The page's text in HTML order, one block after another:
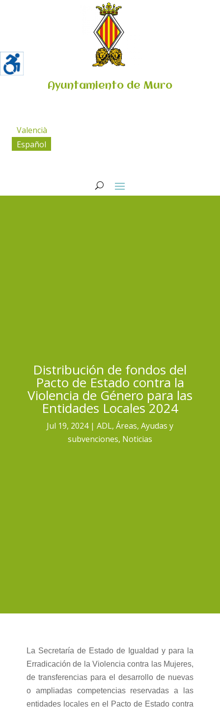
Ayuntamiento de Muro
Valencià
Español
Distribución de fondos del
Pacto de Estado contra la
Violencia de Género para las
Entidades Locales 2024
Jul 19, 2024 ADL, Áreas, Ayudas y
subvenciones, Noticias
La Secretaría de Estado de Igualdad y para la
Erradicación de la Violencia contra las Mujeres,
de transferencias para el desarrollo de nuevas
o ampliadas competencias reservadas a las
entidades locales en el Pacto de Estado contra